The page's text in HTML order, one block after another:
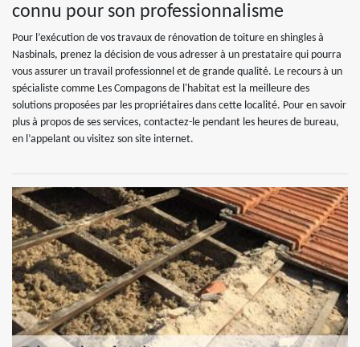
connu pour son professionnalisme
Pour l’exécution de vos travaux de rénovation de toiture en shingles à
Nasbinals, prenez la décision de vous adresser à un prestataire qui pourra
vous assurer un travail professionnel et de grande qualité. Le recours à un
spécialiste comme Les Compagons de l'habitat est la meilleure des
solutions proposées par les propriétaires dans cette localité. Pour en savoir
plus à propos de ses services, contactez-le pendant les heures de bureau,
en l’appelant ou visitez son site internet.